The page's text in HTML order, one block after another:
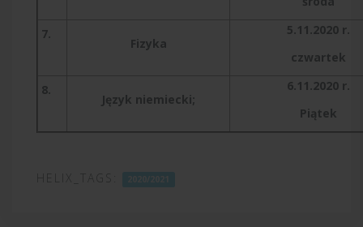
7.
Fizyka
5.11.2020 r.
czwartek
8.
Język niemiecki;
6.11.2020 r.
Piątek
HELIX_TAGS: